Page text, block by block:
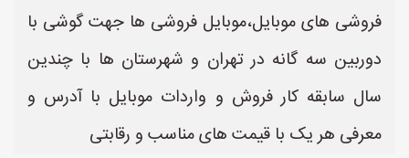
فروشی های موبایل،موبایل فروشی ها جهت گوشی با
دوربین سه گانه در تهران و شهرستان ها با چندین
سال سابقه کار فروش و واردات موبایل با آدرس و
معرفی هر یک با قیمت های مناسب و رقابتی